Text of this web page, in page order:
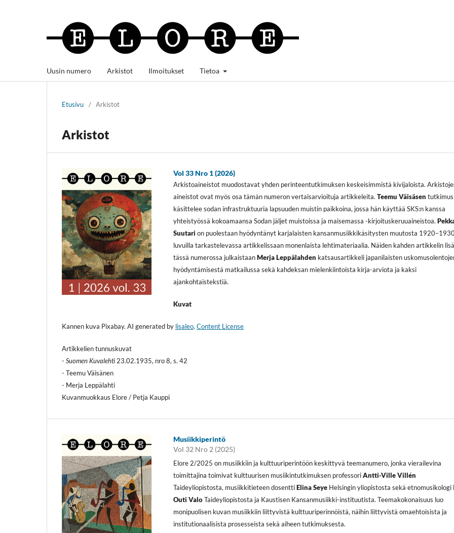
Uusin numero Arkistot Ilmoitukset Tietoa
Etusivu / Arkistot
Arkistot
Vol 33 Nro 1 (2026)
Arkistoaineistot muodostavat yhden perinteentutkimuksen keskeisimmistä kivijaloista.
aineistot ovat myös osa tämän numeron vertaisarvioituja artikkeleita.Teemu Väisäsen tutkimus
käsittelee sodan infrastruktuuria lapsuuden muistin paikkoina, jossa hän käyttää SKS:n kanssa
yhteistyössä kokoamaansa Sodan jäljet muistoissa ja maisemassa -kirjoituskeruuaineistoa.
Suutarion puolestaan hyödyntänyt karjalaisten kansanmusiikkikäsitysten muutosta
luvuilla tarkastelevassa artikkelissaan monenlaista lehtimateriaalia. Näiden kahden artikkelin
tässä numerossa julkaistaanMerja Leppälahden katsausartikkeli japanilaisten
hyödyntämisestä matkailussa sekä kahdeksan mielenkiintoista kirja-arviota ja kaksi
ajankohtaistekstiä.
Kuvat
Kannen kuva Pixabay. AI generated by lisaleo. Content License
Artikkelien tunnuskuvat
- Suomen Kuvalehti 23.02.1935, nro 8, s. 42
- Teemu Väisänen
- Merja Leppälahti
Kuvanmuokkaus Elore / Petja Kauppi
Musiikkiperintö
Vol 32 Nro 2 (2025)
Elore 2/2025 on musiikkiin ja kulttuuriperintöön keskittyvä teemanumero, jonka vierailevina
toimittajina toimivat kulttuurisen musiikintutkimuksen professoriAntti-Ville Villén
Taideyliopistosta, musiikkitieteen dosenttiElina Seye Helsingin yliopistosta sekä etnomusikologi
Outi ValoTaideyliopistosta ja Kaustisen Kansanmusiikki-instituutista. Teemakokonaisuus luo
monipuolisen kuvan musiikkiin liittyvistä kulttuuriperinnöistä, näihin liittyvistä omaehtoisista ja
institutionaalisista prosesseista sekä aiheen tutkimuksesta.